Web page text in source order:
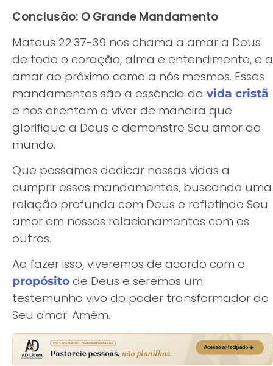
Conclusão: O Grande Mandamento
Mateus 22.37-39 nos chama a amar a Deus
de todo o coração, alma e entendimento, e a
amar ao próximo como a nós mesmos. Esses
mandamentos são a essência da vida cristã
e nos orientam a viver de maneira que
glorifique a Deus e demonstre Seu amor ao
mundo.
Que possamos dedicar nossas vidas a
cumprir esses mandamentos, buscando uma
relação profunda com Deus e refletindo Seu
amor em nossos relacionamentos com os
outros.
Ao fazer isso, viveremos de acordo com o
propósito de Deus e seremos um
testemunho vivo do poder transformador do
Seu amor. Amém.